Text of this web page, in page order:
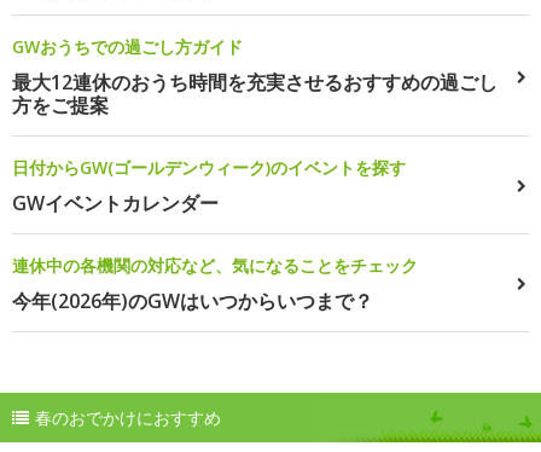
GWおうちでの過ごし方ガイド
最大12連休のおうち時間を充実させるおすすめの過ごし
方をご提案
日付からGW(ゴールデンウィーク)のイベントを探す
GWイベントカレンダー
連休中の各機関の対応など、気になることをチェック
今年(2026年)のGWはいつからいつまで？
春のおでかけにおすすめ